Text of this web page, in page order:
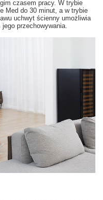
czasem pracy. W trybie
Med do 30 minut, a w trybie
uchwyt ścienny umożliwia
przechowywania.